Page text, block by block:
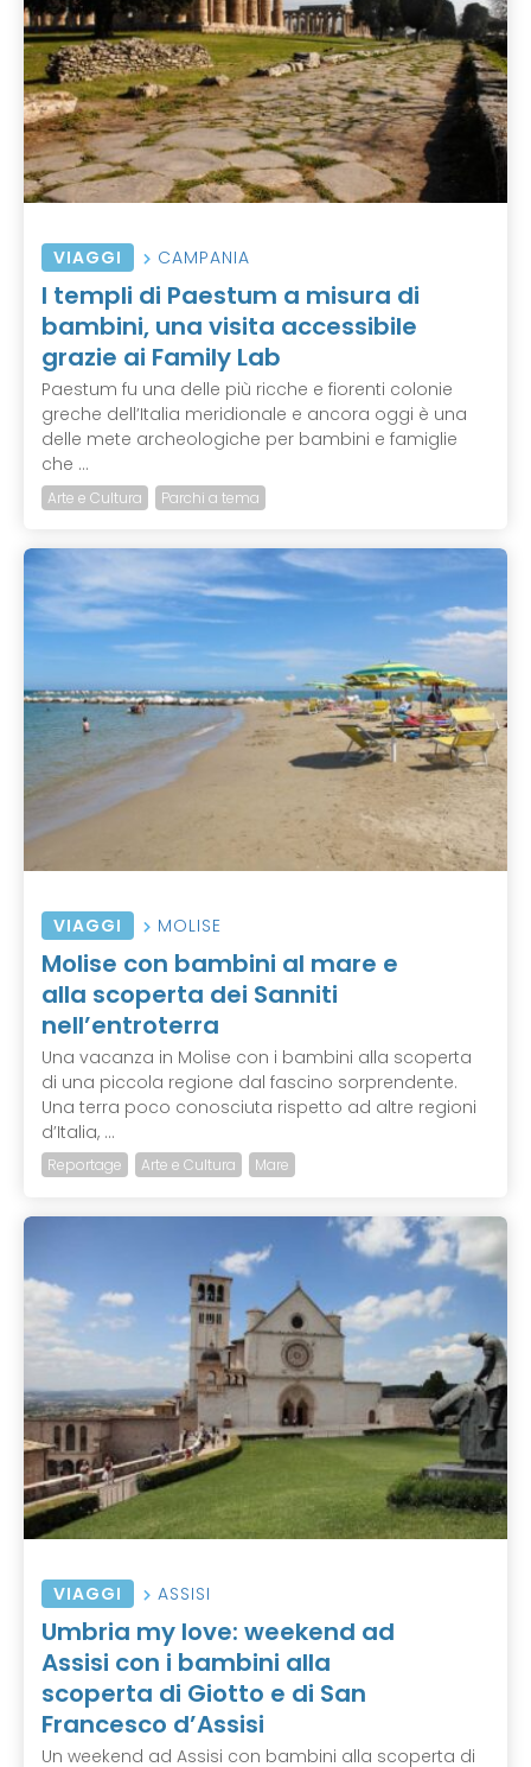
VIAGGI CAMPANIA
I templi di Paestum a misura di
bambini, una visita accessibile
grazie ai Family Lab
Paestum fu una delle più ricche e fiorenti colonie
greche dell’Italia meridionale e ancora oggi è una
delle mete archeologiche per bambini e famiglie
che ...
Arte e Cultura Parchi a tema
VIAGGI MOLISE
Molise con bambini al mare e
alla scoperta dei Sanniti
nell’entroterra
Una vacanza in Molise con i bambini alla scoperta
di una piccola regione dal fascino sorprendente.
Una terra poco conosciuta rispetto ad altre regioni
d’Italia, ...
Reportage Arte e Cultura Mare
VIAGGI ASSISI
Umbria my love: weekend ad
Assisi con i bambini alla
scoperta di Giotto e di San
Francesco d’Assisi
Un weekend ad Assisi con bambini alla scoperta di